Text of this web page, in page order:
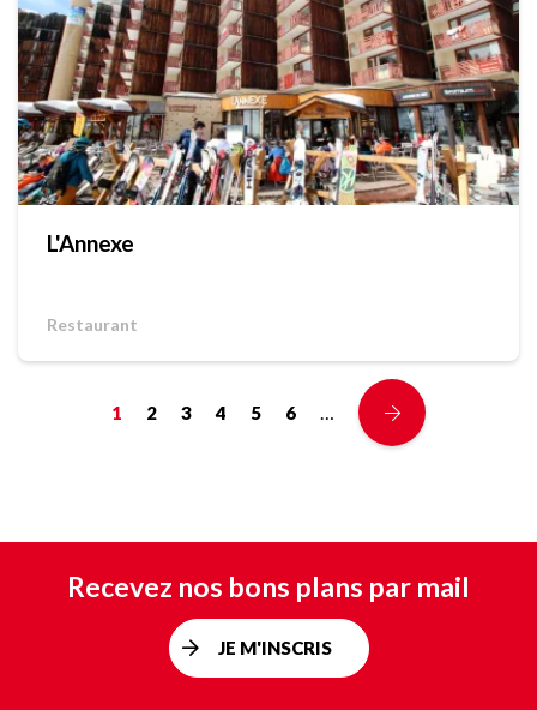
L'Annexe
Restaurant
1 2 3 4 5 6 …
Recevez nos bons plans par mail
JE M'INSCRIS